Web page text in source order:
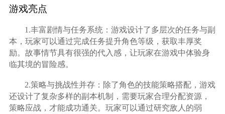
游戏亮点
1.丰富剧情与任务系统：游戏设计了多层次的任务与副
本，玩家可以通过完成任务提升角色等级，获取丰厚奖
励。故事情节具有很强的代入感，让玩家在游戏中体验身
临其境的冒险感。
2.策略与挑战性并存：除了角色的技能策略搭配，游戏
还设计了复杂多样的副本机制，需要玩家合理分配资源，
策略应战，才能成功通关。玩家可以通过研究敌人的弱